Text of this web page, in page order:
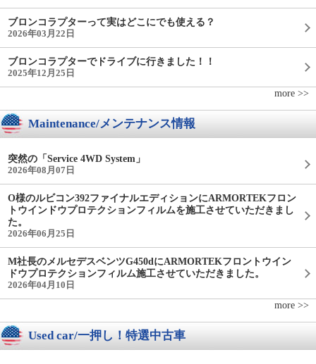
ブロンコラプターって実はどこにでも使える？
2026年03月22日
ブロンコラプターでドライブに行きました！！
2025年12月25日
more >>
Maintenance/メンテナンス情報
突然の「Service 4WD System」
2026年08月07日
O様のルビコン392ファイナルエディションにARMORTEKフロン
トウインドウプロテクションフィルムを施工させていただきまし
た。
2026年06月25日
M社長のメルセデスベンツG450dにARMORTEKフロントウイン
ドウプロテクションフィルム施工させていただきました。
2026年04月10日
more >>
Used car/一押し！特選中古車